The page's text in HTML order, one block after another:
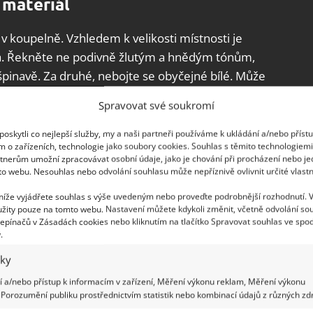
Spravovat své soukromí
co nejlepší služby, my a naši partneři používáme k ukládání a/nebo
o zařízeních, technologie jako soubory cookies. Souhlas s těmito
umožní zpracovávat osobní údaje, jako je chování při procházení nebo
webu. Nesouhlas nebo odvolání souhlasu může nepříznivě ovlivnit určité
vyjádřete souhlas s výše uvedeným nebo proveďte podrobnější rozhodnutí.
pouze na tomto webu. Nastavení můžete kdykoli změnit, včetně odvolání
v Zásadách cookies nebo kliknutím na tlačítko Spravovat souhlas ve
a/nebo přístup k informacím v zařízení, Měření výkonu reklam, Měření výkonu
publiku prostřednictvím statistik nebo kombinací údajů z různých
koupelně. Vzhledem k velikosti místnosti je
Řekněte ne podivně žlutým a hnědým tónům,
Za druhé, nebojte se obyčejné bílé. Může
používají čistě bílou, aby podtrhly pocit
s koberci. Koberce obecně nejsou dobrým
na vlhkost a její vedlejší produkty.
to samé i s toaletou. Nepotřebujete více
Na toaletě je to navíc extrémně nehygienické,
je vyhoďte.
prostoru. Ani vaše koupelna takový být